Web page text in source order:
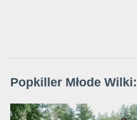
Popkiller Młode Wilki: